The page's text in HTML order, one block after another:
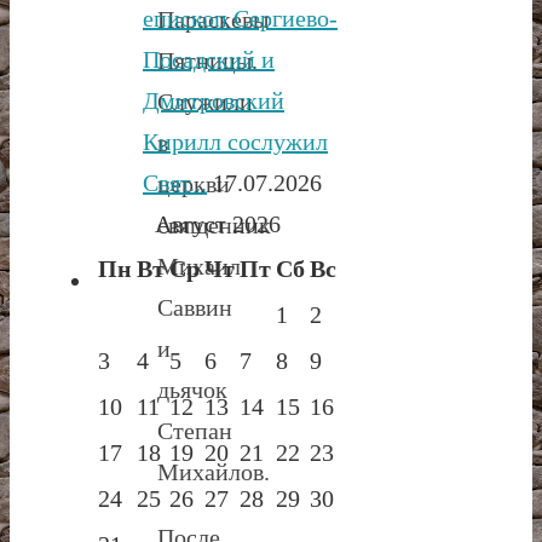
Параскевы
Пятницы.
Служили
в
церкви
священник
Михаил
Саввин
и
дьячок
Степан
Михайлов.
епископ Сергиево-
Посадский и
Дмитровский
Кирилл сослужил
Свят... 17.07.2026
Август 2026
Пн ВтСрЧтПт СбВс
1
2
3
4 5 6 7 8
9
10 11 12 13 14 15 16
17 18 19 20 21 22 23
24 25 26 27 28 29 30